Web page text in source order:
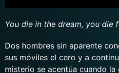
You die in the dream, you die
Dos hombres sin aparente
sus móviles el cero y a
misterio se acentúa cuando